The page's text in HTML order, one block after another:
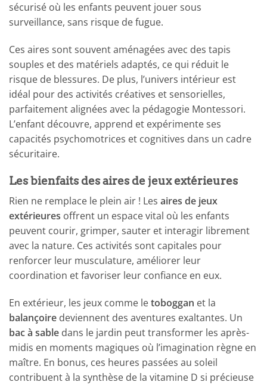
sécurisé où les enfants peuvent jouer sous
surveillance, sans risque de fugue.
Ces aires sont souvent aménagées avec des tapis
souples et des matériels adaptés, ce qui réduit le
risque de blessures. De plus, l’univers intérieur est
idéal pour des activités créatives et sensorielles,
parfaitement alignées avec la pédagogie Montessori.
L’enfant découvre, apprend et expérimente ses
capacités psychomotrices et cognitives dans un cadre
sécuritaire.
Les bienfaits des aires de jeux extérieures
Rien ne remplace le plein air ! Les aires de jeux
extérieures offrent un espace vital où les enfants
peuvent courir, grimper, sauter et interagir librement
avec la nature. Ces activités sont capitales pour
renforcer leur musculature, améliorer leur
coordination et favoriser leur confiance en eux.
En extérieur, les jeux comme letoboggan et la
balançoire deviennent des aventures exaltantes. Un
bac à sable dans le jardin peut transformer les après-
midis en moments magiques où l’imagination règne en
maître. En bonus, ces heures passées au soleil
contribuent à la synthèse de la vitamine D si précieuse